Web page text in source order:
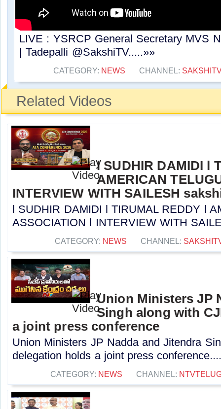
LIVE : YSRCP General Secretary MVS
| Tadepalli @SakshiTV.....»»
CATEGORY: NEWS CHANNEL:
Related Videos
l SUDHIR DAMIDI l
AMERICAN
INTERVIEW WITH SAILESH
l SUDHIR DAMIDI l TIRUMAL REDDY l
ASSOCIATION l INTERVIEW WITH
CATEGORY: NEWS CHANNEL:
Union Ministers JP
Singh along with
a joint press conference
Union Ministers JP Nadda and Jitendra
delegation holds a joint press
CATEGORY: NEWS CHANNEL: